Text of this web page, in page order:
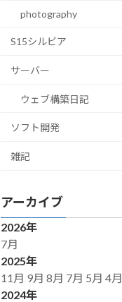
photography
S15シルビア
サーバー
ウェブ構築日記
ソフト開発
雑記
アーカイブ
2026年
7月
2025年
11月 9月8月 7月 5月4月
2024年